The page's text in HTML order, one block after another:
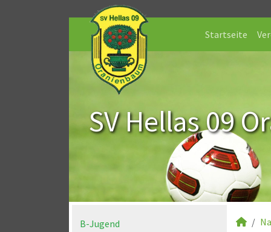
Startseite
SV Hellas 09
B-Jugend